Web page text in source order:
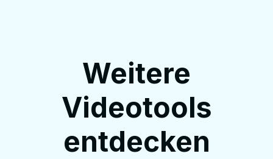
Weitere
Videotools
entdecken